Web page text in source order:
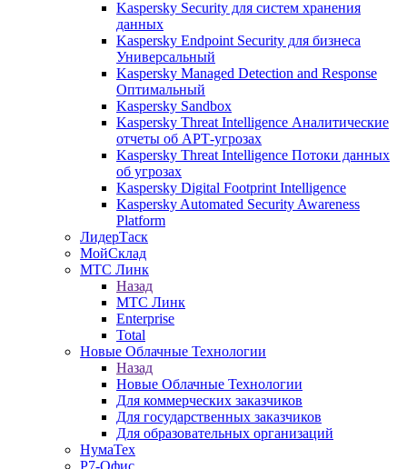
Kaspersky Security для систем хранения
данных
Kaspersky Endpoint Security для бизнеса
Универсальный
Kaspersky Managed Detection and Response
Оптимальный
Kaspersky Sandbox
Kaspersky Threat Intelligence Аналитические
отчеты об АРТ-угрозах
Kaspersky Threat Intelligence Потоки данных
об угрозах
Kaspersky Digital Footprint Intelligence
Kaspersky Automated Security Awareness
Platform
ЛидерТаск
МойСклад
МТС Линк
Назад
МТС Линк
Enterprise
Total
Новые Облачные Технологии
Назад
Новые Облачные Технологии
Для коммерческих заказчиков
Для государственных заказчиков
Для образовательных организаций
НумаТех
Р7-Офис